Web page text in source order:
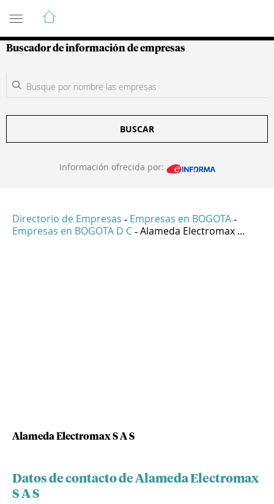
Guía de Empresas Colombianas
Buscador de información de empresas
BUSCAR
Información ofrecida por:
Directorio de Empresas - Empresas en BOGOTA -
Empresas en BOGOTA D C - Alameda Electromax ...
Alameda Electromax S A S
Datos de contacto de Alameda Electromax
S A S